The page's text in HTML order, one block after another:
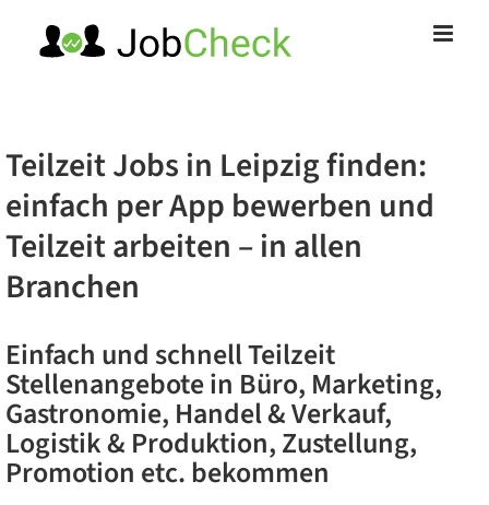
springen
Teilzeit Jobs in Leipzig finden:
einfach per App bewerben und
Teilzeit arbeiten – in allen
Branchen
Einfach und schnell Teilzeit
Stellenangebote in Büro, Marketing,
Gastronomie, Handel & Verkauf,
Logistik & Produktion, Zustellung,
Promotion etc. bekommen